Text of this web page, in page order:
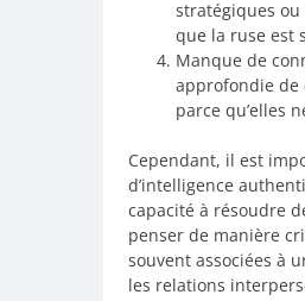
stratégiques
que la ruse est
Manque de
approfondie de
parce qu’elles
Cependant, il est
d’intelligence
capacité à résoudre
penser de manière
souvent associées à
les relations